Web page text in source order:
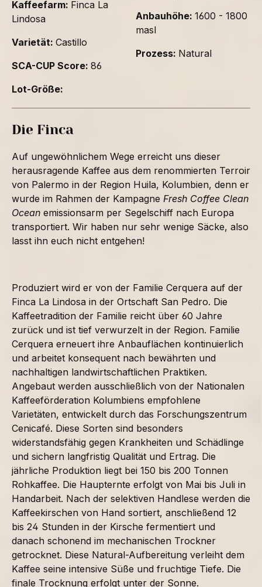
Kaffeefarm: Finca La
Lindosa
Varietät: Castillo
SCA-CUP Score: 86
Lot-Größe:
Anbauhöhe: 1600 - 1800
masl
Prozess: Natural
Die Finca
Auf ungewöhnlichem Wege erreicht uns dieser
herausragende Kaffee aus dem renommierten Terroir
von Palermo in der Region Huila, Kolumbien, denn er
wurde im Rahmen der Kampagne Fresh Coffee Clean
Ocean emissionsarm per Segelschiff nach Europa
transportiert. Wir haben nur sehr wenige Säcke, also
lasst ihn euch nicht entgehen!
Produziert wird er von der Familie Cerquera auf der
Finca La Lindosa in der Ortschaft San Pedro. Die
Kaffeetradition der Familie reicht über 60 Jahre
zurück und ist tief verwurzelt in der Region. Familie
Cerquera erneuert ihre Anbauflächen kontinuierlich
und arbeitet konsequent nach bewährten und
nachhaltigen landwirtschaftlichen Praktiken.
Angebaut werden ausschließlich von der Nationalen
Kaffeeförderation Kolumbiens empfohlene
Varietäten, entwickelt durch das Forschungszentrum
Cenicafé. Diese Sorten sind besonders
widerstandsfähig gegen Krankheiten und Schädlinge
und sichern langfristig Qualität und Ertrag. Die
jährliche Produktion liegt bei 150 bis 200 Tonnen
Rohkaffee. Die Haupternte erfolgt von Mai bis Juli in
Handarbeit. Nach der selektiven Handlese werden die
Kaffeekirschen von Hand sortiert, anschließend 12
bis 24 Stunden in der Kirsche fermentiert und
danach schonend im mechanischen Trockner
getrocknet. Diese Natural-Aufbereitung verleiht dem
Kaffee seine intensive Süße und fruchtige Tiefe. Die
finale Trocknung erfolgt unter der Sonne.